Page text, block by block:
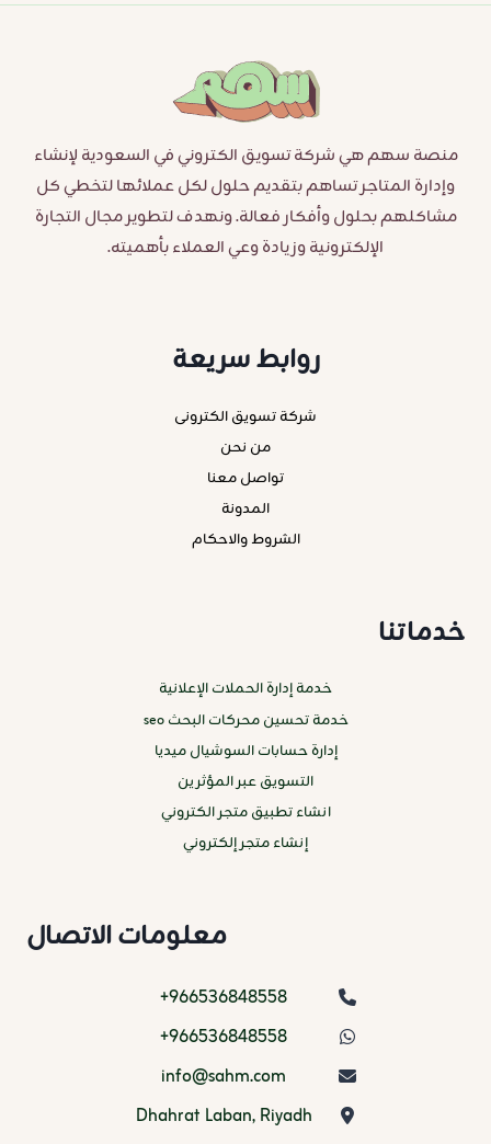
منصة سهم هي شركة تسويق الكتروني في السعودية لإنشاء
وإدارة المتاجر تساهم بتقديم حلول لكل عملائها لتخطي كل
مشاكلهم بحلول وأفكار فعالة. ونهدف لتطوير مجال التجارة
الإلكترونية وزيادة وعي العملاء بأهميته.
روابط سريعة
شركة تسويق الكترونى
من نحن
تواصل معنا
المدونة
الشروط والاحكام
خدماتنا
خدمة إدارة الحملات الإعلانية
خدمة تحسين محركات البحث seo
إدارة حسابات السوشيال ميديا
التسويق عبر المؤثرين
انشاء تطبيق متجر الكتروني
إنشاء متجر إلكتروني
معلومات الاتصال
966536848558+
966536848558+
info@sahm.com
Dhahrat Laban, Riyadh